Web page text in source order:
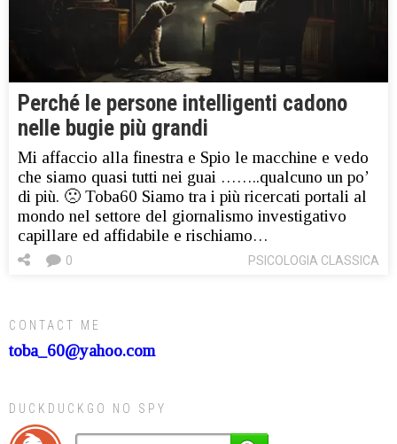
Perché le persone intelligenti cadono
nelle bugie più grandi
Mi affaccio alla finestra e Spio le macchine e vedo
che siamo quasi tutti nei guai ……..qualcuno un po’
di più. 🙁 Toba60 Siamo tra i più ricercati portali al
mondo nel settore del giornalismo investigativo
capillare ed affidabile e rischiamo…
PSICOLOGIA CLASSICA
0
CONTACT ME
toba_60@yahoo.com
DUCKDUCKGO NO SPY